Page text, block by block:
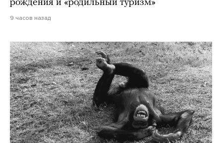
рождения и «родильный туризм»
9 часов назад